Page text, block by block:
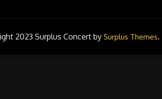
2023 Surplus Concert bySurplus Themes.